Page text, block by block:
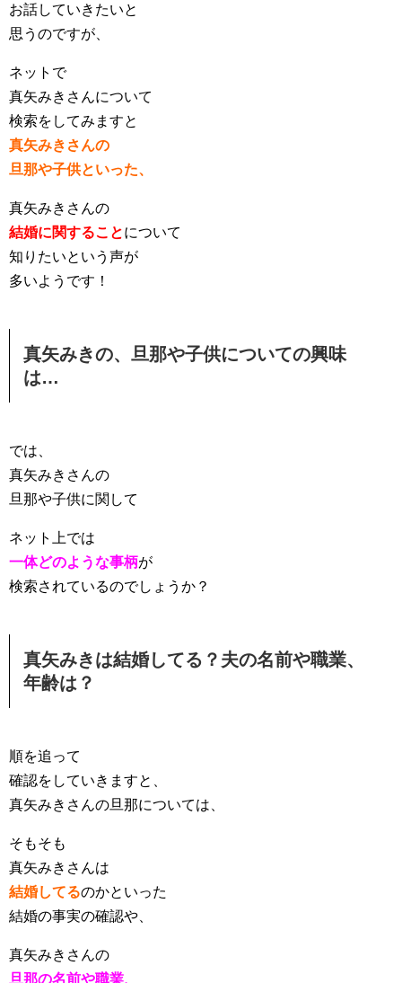
お話していきたいと
思うのですが、
ネットで
真矢みきさんについて
検索をしてみますと
真矢みきさんの
旦那や子供といった、
真矢みきさんの
結婚に関することについて
知りたいという声が
多いようです！
真矢みきの、旦那や子供についての興味
は…
では、
真矢みきさんの
旦那や子供に関して
ネット上では
一体どのような事柄が
検索されているのでしょうか？
真矢みきは結婚してる？夫の名前や職業、
年齢は？
順を追って
確認をしていきますと、
真矢みきさんの旦那については、
そもそも
真矢みきさんは
結婚してるのかといった
結婚の事実の確認や、
真矢みきさんの
旦那の名前や職業、